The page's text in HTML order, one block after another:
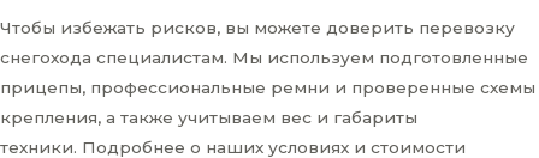
Чтобы избежать рисков, вы можете доверить перевозку
снегохода специалистам. Мы используем подготовленные
прицепы, профессиональные ремни и проверенные схемы
крепления, а также учитываем вес и габариты
техники. Подробнее о наших условиях и стоимости